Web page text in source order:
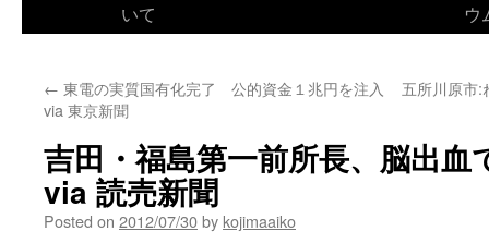
いて
ウ
← 東電の実質国有化完了 公的資金１兆円を注入
via 東京新聞
五所川原市:
吉田・福島第一前所長、脳出血
via 読売新聞
Posted on 2012/07/30by kojimaaiko